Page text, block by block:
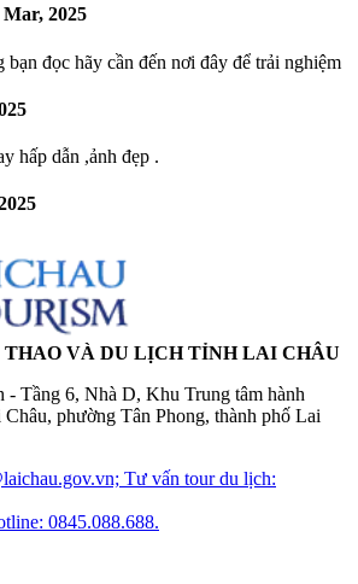
Mar, 2025
đọc hãy cần đến nơi đây để trải nghiệm
hấp dẫn ,ảnh đẹp .
THAO VÀ DU LỊCH TỈNH LAI CHÂU
- Tầng 6, Nhà D, Khu Trung tâm hành
phường Tân Phong, thành phố Lai
Tư vấn tour du lịch:
0845.088.688.